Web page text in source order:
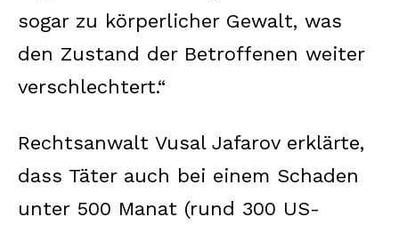
sogar zu körperlicher Gewalt, was
den Zustand der Betroffenen weiter
verschlechtert.“
Rechtsanwalt Vusal Jafarov erklärte,
dass Täter auch bei einem Schaden
unter 500 Manat (rund 300 US-